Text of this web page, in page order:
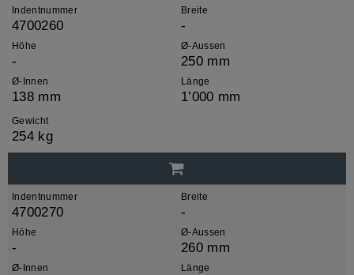
Indentnummer
4700260
Breite
-
Höhe
-
Ø-Aussen
250 mm
Ø-Innen
138 mm
Länge
1’000 mm
Gewicht
254 kg
Indentnummer
4700270
Breite
-
Höhe
-
Ø-Aussen
260 mm
Ø-Innen Länge